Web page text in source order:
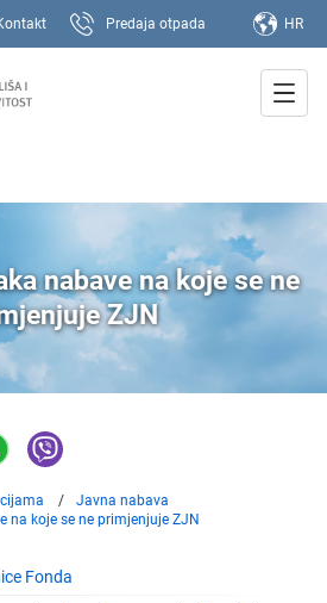
Predaja otpada HR
nabave na koje se ne
ZJN
Javna nabava
na koje se ne primjenjuje ZJN
Fonda